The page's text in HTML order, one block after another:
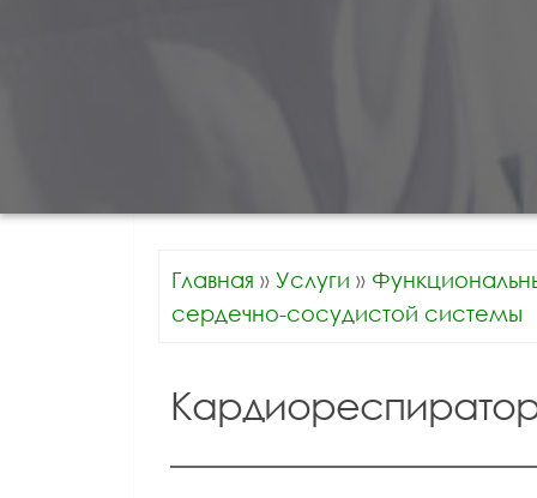
Главная » Услуги »
сердечно-сосудистой системы